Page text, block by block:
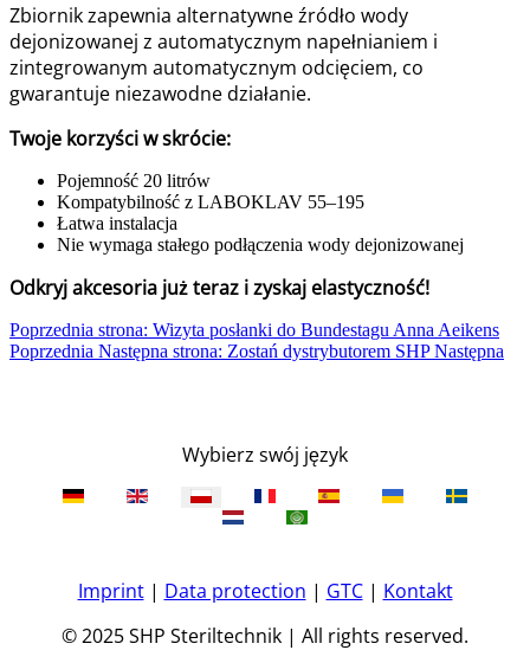
Zbiornik zapewnia alternatywne źródło wody
dejonizowanej z automatycznym napełnianiem i
zintegrowanym automatycznym odcięciem, co
gwarantuje niezawodne działanie.
Twoje korzyści w skrócie:
Pojemność 20 litrów
Kompatybilność z LABOKLAV 55–195
Łatwa instalacja
Nie wymaga stałego podłączenia wody dejonizowanej
Odkryj akcesoria już teraz i zyskaj elastyczność!
Poprzednia strona: Wizyta posłanki do Bundestagu Anna Aeikens
Poprzednia Następna strona: Zostań dystrybutorem SHPNastępna
Wybierz swój język
Imprint| Data protection | GTC| Kontakt
© 2025 SHP Steriltechnik | All rights reserved.